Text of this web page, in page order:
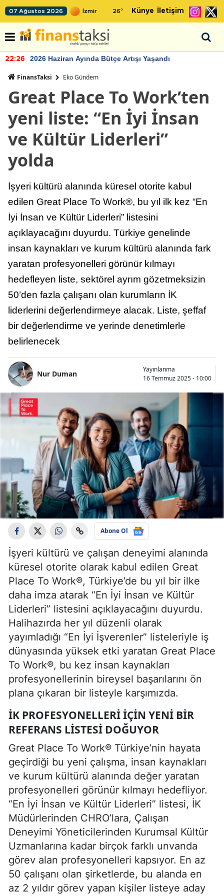
07 Ağustos 2026 26° Künye İletişim
22:26 2026 Haziran Ayında Bütçe Artışı Yaşandı
FinansTaksi Eko Gündem
Great Place To Work’ten
yeni liste: “En İyi İnsan
ve Kültür Liderleri”
yolda
İşyeri kültürü alanında küresel otorite kabul
edilen Great Place To Work®, bu yıl ilk kez “En
İyi İnsan ve Kültür Liderleri” listesini
açıklayacağını duyurdu. Türkiye genelinde
insan kaynakları ve kurum kültürü alanında fark
yaratan profesyonelleri görünür kılmayı
hedefleyen liste, sektörel ayrım gözetmeksizin
50’den fazla çalışanı olan kurumların İK
liderlerini değerlendirmeye alacak. Liste, şeffaf
bir değerlendirme ve yerinde denetimlerle
belirlenecek
Nur Duman
Yayınlanma
16 Temmuz 2025 - 10:00
Abone Ol
İşyeri kültürü ve çalışan deneyimi alanında
küresel otorite olarak kabul edilen Great
Place To Work®, Türkiye’de bu yıl bir ilke
daha imza atarak “En İyi İnsan ve Kültür
Liderleri” listesini açıklayacağını duyurdu.
Halihazırda her yıl düzenli olarak
yayımladığı “En İyi İşverenler” listeleriyle iş
dünyasında yüksek etki yaratan Great Place
To Work®, bu kez insan kaynakları
profesyonellerinin bireysel başarılarını ön
plana çıkaran bir listeyle karşımızda.
İK PROFESYONELLERI İÇIN YENI BIR
REFERANS LISTESI DOĞUYOR
Great Place To Work® Türkiye’nin hayata
geçirdiği bu yeni çalışma, insan kaynakları
ve kurum kültürü alanında değer yaratan
profesyonelleri görünür kılmayı hedefliyor.
“En İyi İnsan ve Kültür Liderleri” listesi, İK
Müdürlerinden CHRO’lara, Çalışan
Deneyimi Yöneticilerinden Kurumsal Kültür
Uzmanlarına kadar birçok farklı unvanda
görev alan profesyonelleri kapsıyor. En az
50 çalışanı olan şirketlerde, bu alanda en
az 2 yıldır görev yapan kişiler listeye aday